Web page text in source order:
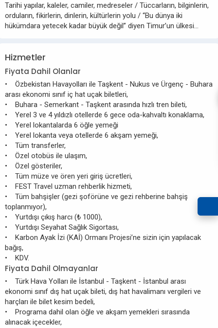
Tarihi yapılar, kaleler, camiler, medreseler / Tüccarların, bilginlerin,
orduların, fikirlerin, dinlerin, kültürlerin yolu / “Bu dünya iki
hükümdara yetecek kadar büyük değil” diyen Timur’un ülkesi...
Hizmetler
Fiyata Dahil Olanlar
• Özbekistan Havayolları ile Taşkent - Nukus ve Ürgenç - Buhara
arası ekonomi sınıf iç hat uçak biletleri,
• Buhara - Semerkant - Taşkent arasında hızlı tren bileti,
• Yerel 3 ve 4 yıldızlı otellerde 6 gece oda-kahvaltı konaklama,
• Yerel lokantalarda 6 öğle yemeği
• Yerel lokanta veya otellerde 6 akşam yemeği,
• Tüm transferler,
• Özel otobüs ile ulaşım,
• Özel gösteriler,
• Tüm müze ve ören yeri giriş ücretleri,
• FEST Travel uzman rehberlik hizmeti,
• Tüm bahşişler (gezi şoförüne ve gezi rehberine bahşiş
toplanmıyor),
• Yurtdışı çıkış harcı (₺ 1000),
• Yurtdışı Seyahat Sağlık Sigortası,
• Karbon Ayak İzi (KAİ) Ormanı Projesi’ne sizin için yapılacak
bağış,
• KDV.
Fiyata Dahil Olmayanlar
• Türk Hava Yolları ile İstanbul - Taşkent - İstanbul arası
ekonomi sınıf dış hat uçak bileti, dış hat havalimanı vergileri ve
harçları ile bilet kesim bedeli,
• Programa dahil olan öğle ve akşam yemekleri sırasında
alınacak içecekler,